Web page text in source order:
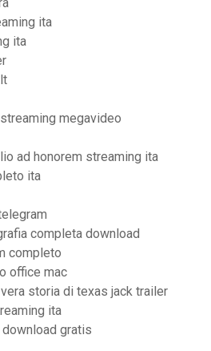
ita
ita
megavideo
ad honorem streaming ita
ita
completa download
completo
office mac
storia di texas jack trailer
ita
gratis